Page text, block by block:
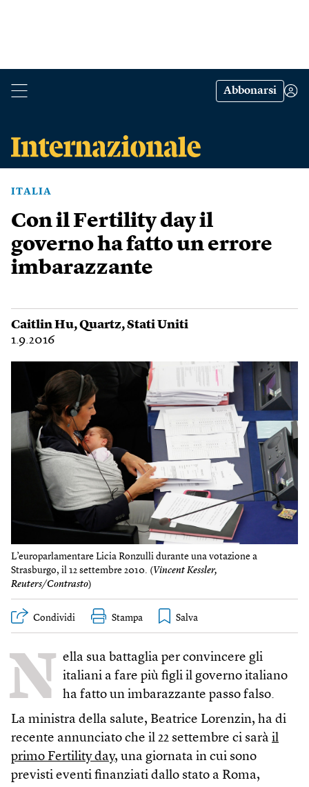
Abbonarsi
ITALIA
Con il Fertility day il
governo ha fatto un errore
imbarazzante
Caitlin Hu,Quartz,Stati Uniti
1.9.2016
L’europarlamentare Licia Ronzulli durante una votazione a
Strasburgo, il 12 settembre 2010. ( Vincent Kessler,
Reuters/Contrasto)
Condividi Stampa
N ella sua battaglia per convincere gli
italiani a fare più figli il governo italiano
ha fatto un imbarazzante passo falso.
La ministra della salute, Beatrice Lorenzin, ha di
recente annunciato che il 22 settembre ci sarà il
primo Fertility day, una giornata in cui sono
previsti eventi finanziati dallo stato a Roma,